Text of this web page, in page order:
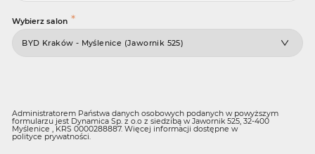
Wybierz salon *
Administratorem Państwa danych osobowych podanych w powyższym
formularzu jest Dynamica Sp. z o.o z siedzibą w Jawornik 525, 32-400
Myślenice , KRS 0000288887. Więcej informacji dostępne w
polityce prywatności